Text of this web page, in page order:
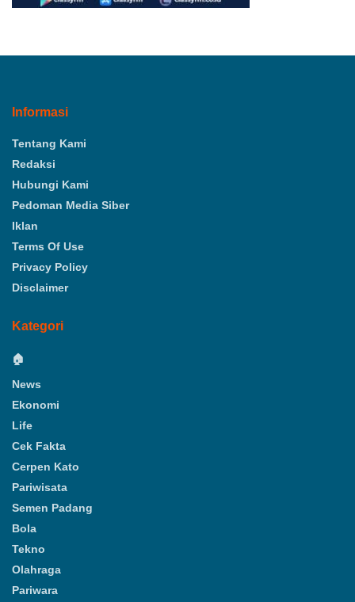
Informasi
Tentang Kami
Redaksi
Hubungi Kami
Pedoman Media Siber
Iklan
Terms Of Use
Privacy Policy
Disclaimer
Kategori
🏠
News
Ekonomi
Life
Cek Fakta
Cerpen Kato
Pariwisata
Semen Padang
Bola
Tekno
Olahraga
Pariwara